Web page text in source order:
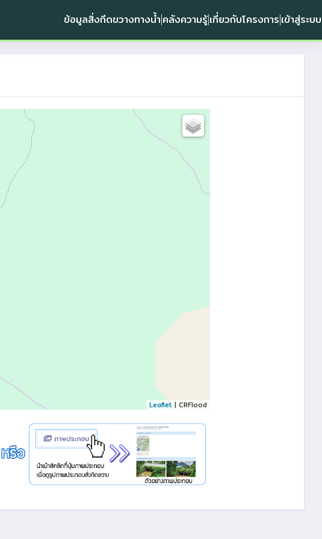
ข้อมูลสิ่งกีดขวางทางน้ำ คลังความรู้เกี่ยวกับโครงการ เข้าสู่ระบบ
Leaflet| CRFlood